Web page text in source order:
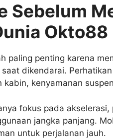
Sebelum
Okto88
paling penting karena
dikendarai.
kabin, kenyamanan
fokus pada
jangka panjang.
untuk perjalanan jauh.